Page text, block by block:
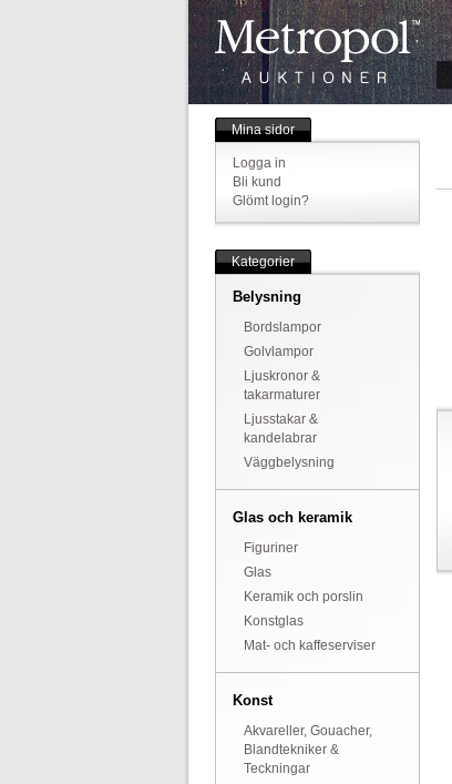
Mina sidor
Logga in
Bli kund
Glömt login?
Kategorier
Belysning
Bordslampor
Golvlampor
Ljuskronor &
takarmaturer
Ljusstakar &
kandelabrar
Väggbelysning
Glas och keramik
Figuriner
Glas
Keramik och porslin
Konstglas
Mat- och kaffeserviser
Konst
Akvareller, Gouacher,
Blandtekniker &
Teckningar